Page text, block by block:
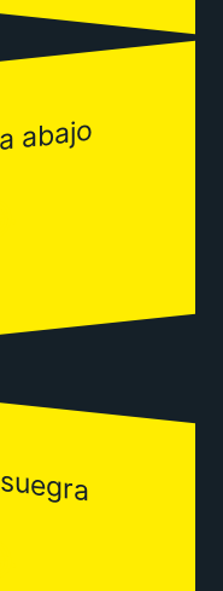
abajo